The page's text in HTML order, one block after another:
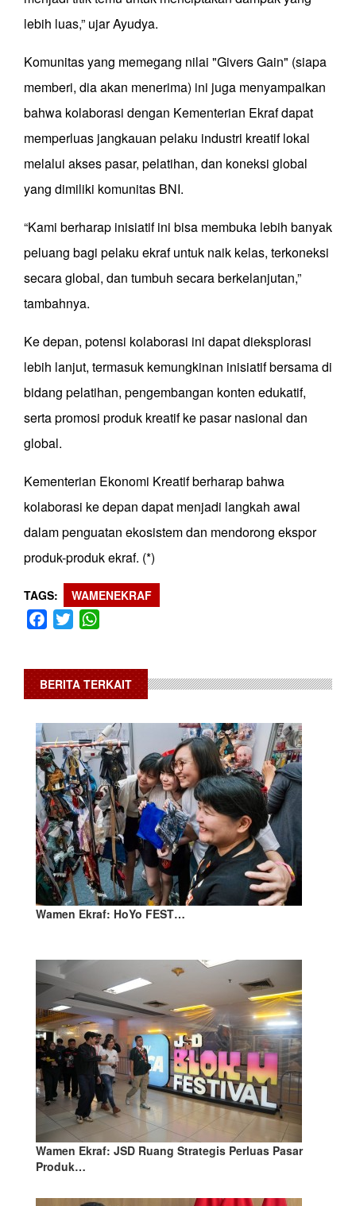
lebih luas,” ujar Ayudya.
Komunitas yang memegang nilai "Givers Gain" (siapa
memberi, dia akan menerima) ini juga menyampaikan
bahwa kolaborasi dengan Kementerian Ekraf dapat
memperluas jangkauan pelaku industri kreatif lokal
melalui akses pasar, pelatihan, dan koneksi global
yang dimiliki komunitas BNI.
“Kami berharap inisiatif ini bisa membuka lebih banyak
peluang bagi pelaku ekraf untuk naik kelas, terkoneksi
secara global, dan tumbuh secara berkelanjutan,”
tambahnya.
Ke depan, potensi kolaborasi ini dapat dieksplorasi
lebih lanjut, termasuk kemungkinan inisiatif bersama di
bidang pelatihan, pengembangan konten edukatif,
serta promosi produk kreatif ke pasar nasional dan
global.
Kementerian Ekonomi Kreatif berharap bahwa
kolaborasi ke depan dapat menjadi langkah awal
dalam penguatan ekosistem dan mendorong ekspor
produk-produk ekraf. (*)
TAGS WAMENEKRAF
Facebook
Twitter
BERITA TERKAIT
Wamen Ekraf: HoYo FEST…
Wamen Ekraf: JSD Ruang Strategis Perluas Pasar
Produk…